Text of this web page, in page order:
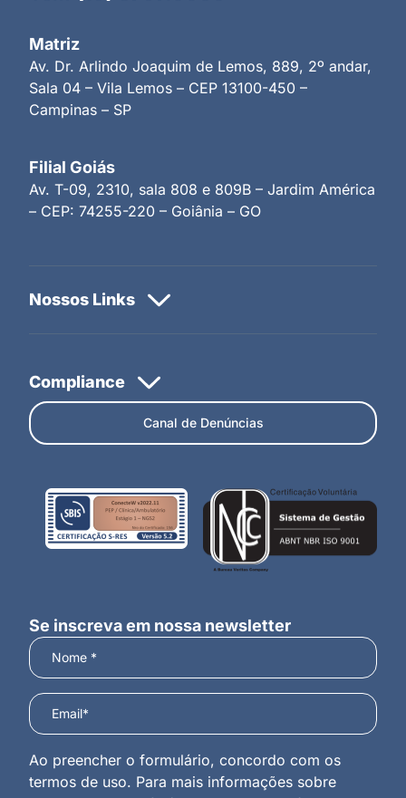
Matriz
Av. Dr. Arlindo Joaquim de Lemos, 889, 2º andar,
Sala 04 – Vila Lemos – CEP 13100-450 –
Campinas – SP
Filial Goiás
Av. T-09, 2310, sala 808 e 809B – Jardim América
– CEP: 74255-220 – Goiânia – GO
Canal de Denúncias
Se inscreva em nossa newsletter
Ao preencher o formulário, concordo com os
termos de uso. Para mais informações sobre